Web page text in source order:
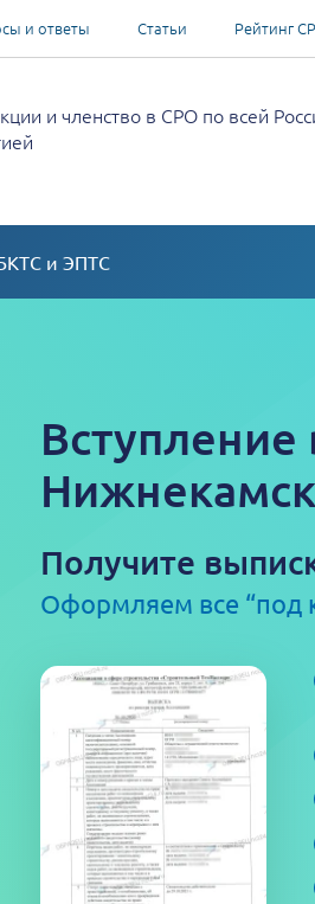
и ответы Статьи Рейтинг
и членство в СРО по всей
и ЭПТС
Получите
Оформляем все “под